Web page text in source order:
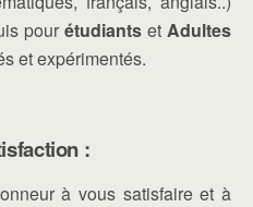
pour étudiants et Adultes
et expérimentés.
:
à vous satisfaire et à